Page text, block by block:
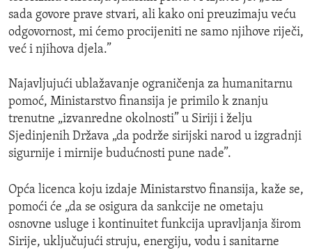
sada govore prave stvari, ali kako oni preuzimaju veću
odgovornost, mi ćemo procijeniti ne samo njihove riječi,
već i njihova djela.”
Najavljujući ublažavanje ograničenja za humanitarnu
pomoć, Ministarstvo finansija je primilo k znanju
trenutne „izvanredne okolnosti” u Siriji i želju
Sjedinjenih Država „da podrže sirijski narod u izgradnji
sigurnije i mirnije budućnosti pune nade”.
Opća licenca koju izdaje Ministarstvo finansija, kaže se,
pomoći će „da se osigura da sankcije ne ometaju
osnovne usluge i kontinuitet funkcija upravljanja širom
Sirije, uključujući struju, energiju, vodu i sanitarne